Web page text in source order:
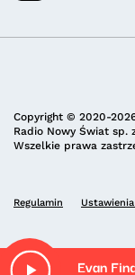
Evan
Copyright © 2020-
Radio Nowy Świat sp.
Wszelkie prawa
Regulamin